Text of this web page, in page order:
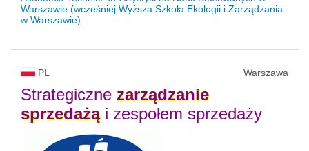
Warszawie (wcześniej Wyższa Szkoła Ekologii i Zarządzania
w Warszawie)
PL Warszawa
Strategiczne zarządzanie
sprzedażąi zespołem sprzedaży